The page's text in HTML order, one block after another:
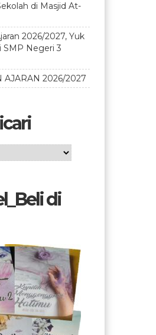
di Masjid At-
2026/2027, Yuk
SMP Negeri 3
AJARAN 2026/2027
di